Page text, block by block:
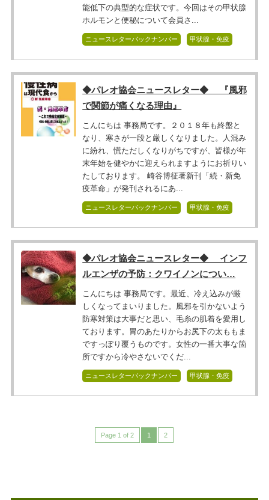
能低下の典型的な症状です。今回はその甲状腺
ホルモンと便秘について会員さ...
ニュースレターバックナンバー 甲状腺・免疫
◆パレオ協会ニュースレター◆ 『風邪
で関節が痛くなる理由』
こんにちは 事務局です。２０１８年も終盤と
なり、寒さが一段と厳しくなりました。人混み
に紛れ、慌ただしくなりがちですが、皆様が年
末年始を健やかに迎えられますようにお祈りい
たしております。 崎谷博征著新刊「続・新免
疫革命」が発刊されるにあ...
ニュースレターバックナンバー 甲状腺・免疫
◆パレオ協会ニュースレター◆ インフ
ルエンザの予防：クワイノンについ…
こんにちは 事務局です。最近、冷え込みが厳
しくなってまいりました。風邪を引かないよう
防寒対策は大事だと思い、毛糸の肌着を愛用し
ております。胃のあたりからお尻下の太ももま
ですっぽり覆うものです。女性の一番大事な箇
所ですから冷やさないでくだ...
ニュースレターバックナンバー 甲状腺・免疫
Page 1 of 2 1 2